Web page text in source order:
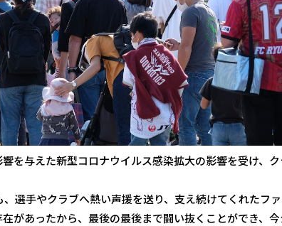
を与えた新型コロナウイルス感染拡大の影響を受け、
選手やクラブへ熱い声援を送り、支え続けてくれたフ
があったから、最後の最後まで闘い抜くことができ、